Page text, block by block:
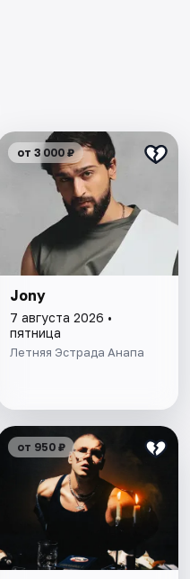
от 3 000 ₽
Jony
7 августа 2026 •
пятница
Летняя Эстрада Анапа
от 950 ₽